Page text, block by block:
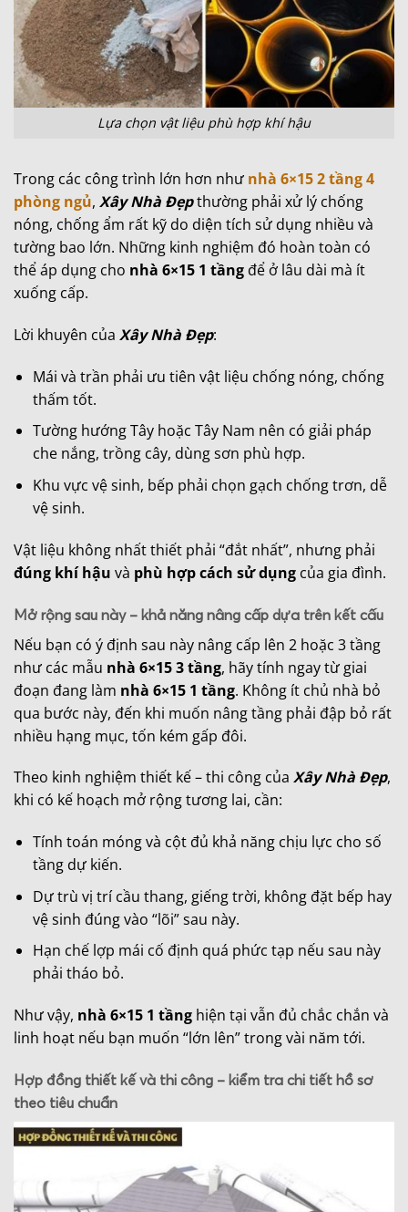
Lựa chọn vật liệu phù hợp khí hậu
Trong các công trình lớn hơn như nhà 6×15 2 tầng 4
phòng ngủ, Xây Nhà Đẹpthường phải xử lý chống
nóng, chống ẩm rất kỹ do diện tích sử dụng nhiều và
tường bao lớn. Những kinh nghiệm đó hoàn toàn có
thể áp dụng cho nhà 6×15 1 tầng để ở lâu dài mà ít
xuống cấp.
Lời khuyên của Xây Nhà Đẹp:
Mái và trần phải ưu tiên vật liệu chống nóng, chống
thấm tốt.
Tường hướng Tây hoặc Tây Nam nên có giải pháp
che nắng, trồng cây, dùng sơn phù hợp.
Khu vực vệ sinh, bếp phải chọn gạch chống trơn, dễ
vệ sinh.
Vật liệu không nhất thiết phải “đắt nhất”, nhưng phải
đúng khí hậu và phù hợp cách sử dụng của gia đình.
Mở rộng sau này – khả năng nâng cấp dựa trên kết cấu
Nếu bạn có ý định sau này nâng cấp lên 2 hoặc 3 tầng
như các mẫu nhà 6×15 3 tầng, hãy tính ngay từ giai
đoạn đang làm nhà 6×15 1 tầng. Không ít chủ nhà bỏ
qua bước này, đến khi muốn nâng tầng phải đập bỏ rất
nhiều hạng mục, tốn kém gấp đôi.
Theo kinh nghiệm thiết kế – thi công của Xây Nhà Đẹp,
khi có kế hoạch mở rộng tương lai, cần:
Tính toán móng và cột đủ khả năng chịu lực cho số
tầng dự kiến.
Dự trù vị trí cầu thang, giếng trời, không đặt bếp hay
vệ sinh đúng vào “lõi” sau này.
Hạn chế lợp mái cố định quá phức tạp nếu sau này
phải tháo bỏ.
Như vậy, nhà 6×15 1 tầng hiện tại vẫn đủ chắc chắn và
linh hoạt nếu bạn muốn “lớn lên” trong vài năm tới.
Hợp đồng thiết kế và thi công – kiểm tra chi tiết hồ sơ
theo tiêu chuẩn